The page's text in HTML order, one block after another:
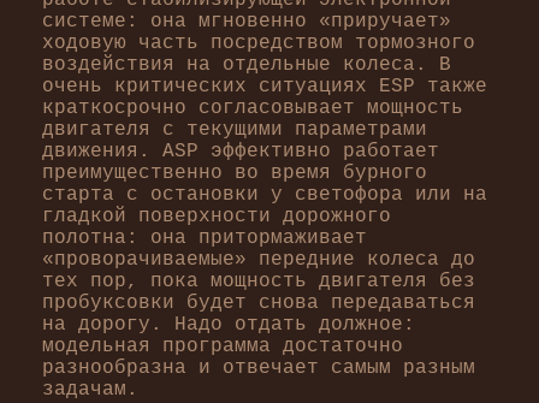
системе: она мгновенно «приручает»
ходовую часть посредством тормозного
воздействия на отдельные колеса. В
очень критических ситуациях ESP также
краткосрочно согласовывает мощность
двигателя с текущими параметрами
движения. ASP эффективно работает
преимущественно во время бурного
старта с остановки у светофора или на
гладкой поверхности дорожного
полотна: она притормаживает
«проворачиваемые» передние колеса до
тех пор, пока мощность двигателя без
пробуксовки будет снова передаваться
на дорогу. Надо отдать должное:
модельная программа достаточно
разнообразна и отвечает самым разным
задачам.